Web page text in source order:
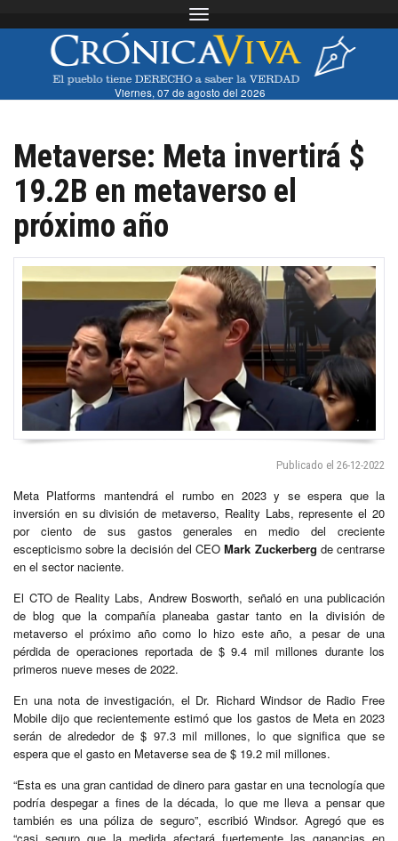
Toggle navigation
Viernes, 07 de agosto del 2026
Metaverse: Meta invertirá $
19.2B en metaverso el
próximo año
Publicado el 26-12-2022
Meta Platforms mantendrá el rumbo en 2023 y se espera que la
inversión en su división de metaverso, Reality Labs, represente el 20
por ciento de sus gastos generales en medio del creciente
escepticismo sobre la decisión del CEOMark Zuckerberg de centrarse
en el sector naciente.
El CTO de Reality Labs, Andrew Bosworth, señaló en una publicación
de blog que la compañía planeaba gastar tanto en la división de
metaverso el próximo año como lo hizo este año, a pesar de una
pérdida de operaciones reportada de $ 9.4 mil millones durante los
primeros nueve meses de 2022.
En una nota de investigación, el Dr. Richard Windsor de Radio Free
Mobile dijo que recientemente estimó que los gastos de Meta en 2023
serán de alrededor de $ 97.3 mil millones, lo que significa que se
espera que el gasto en Metaverse sea de $ 19.2 mil millones.
“Esta es una gran cantidad de dinero para gastar en una tecnología que
podría despegar a fines de la década, lo que me lleva a pensar que
también es una póliza de seguro”, escribió Windsor. Agregó que es